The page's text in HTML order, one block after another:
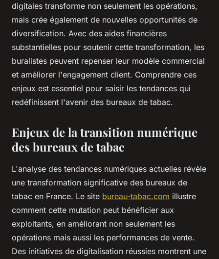
digitales transforme non seulement les opérations,
mais crée également de nouvelles opportunités de
diversification. Avec des aides financières
substantielles pour soutenir cette transformation, les
buralistes peuvent repenser leur modèle commercial
et améliorer l'engagement client. Comprendre ces
enjeux est essentiel pour saisir les tendances qui
redéfinissent l'avenir des bureaux de tabac.
Enjeux de la transition numérique
des bureaux de tabac
L'analyse des tendances numériques actuelles révèle
une transformation significative des bureaux de
tabac en France. Le site bureau-tabac.com illustre
comment cette mutation peut bénéficier aux
exploitants, en améliorant non seulement les
opérations mais aussi les performances de vente.
Des initiatives de digitalisation réussies montrent une